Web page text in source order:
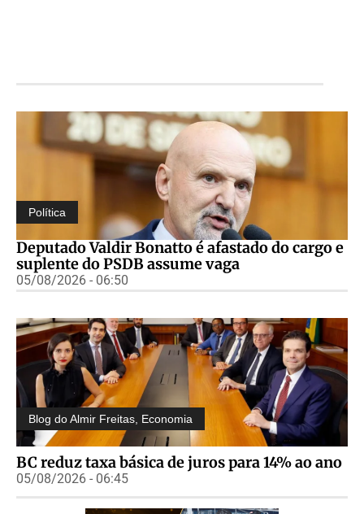
Política
Deputado Valdir Bonatto é afastado do cargo e
suplente do PSDB assume vaga
05/08/2026 - 06:50
Blog do Almir Freitas, Economia
BC reduz taxa básica de juros para 14% ao ano
05/08/2026 - 06:45